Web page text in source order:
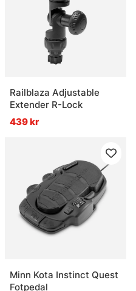
Railblaza Adjustable
Extender R-Lock
439 kr
Minn Kota Instinct Quest
Fotpedal